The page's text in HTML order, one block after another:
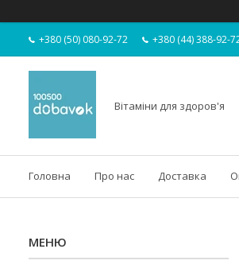
+380 (50) 080-92-72 +380 (44) 388-92-
Вітаміни для здоров'я
Головна Про нас Доставка